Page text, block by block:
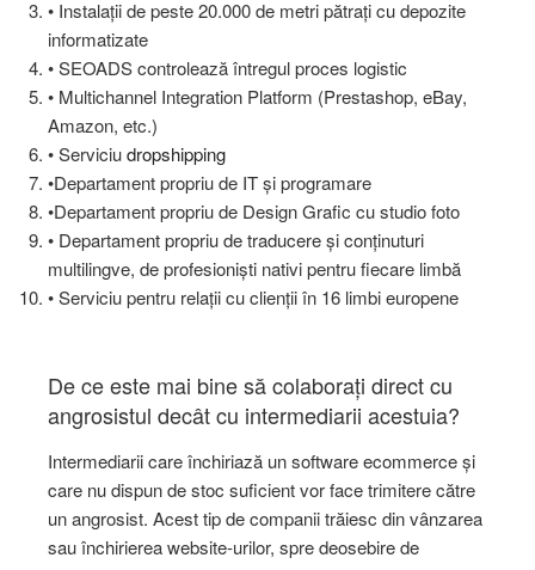
• Instalații de peste 20.000 de metri pătrați cu depozite
informatizate
• SEOADS controlează întregul proces logistic
• Multichannel Integration Platform (Prestashop, eBay,
Amazon, etc.)
• Serviciudropshipping
•Departament propriu de IT şi programare
•Departament propriu de Design Grafic cu studio foto
• Departament propriu de traducere și conținuturi
multilingve, de profesioniști nativi pentru fiecare limbă
• Serviciu pentru relații cu clienții în 16 limbi europene
De ce este mai bine să colaboraţi direct cu
angrosistul decât cu intermediarii acestuia?
Intermediarii care închiriază un software ecommerce și
care nu dispun de stoc suficient vor face trimitere către
un angrosist. Acest tip de companii trăiesc din vânzarea
sau închirierea website-urilor, spre deosebire de